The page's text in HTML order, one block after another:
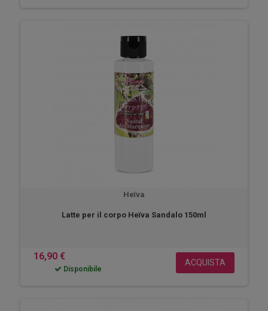
Heïva
Latte per il corpo Heïva Sandalo 150ml
16,90 €
Disponibile
ACQUISTA